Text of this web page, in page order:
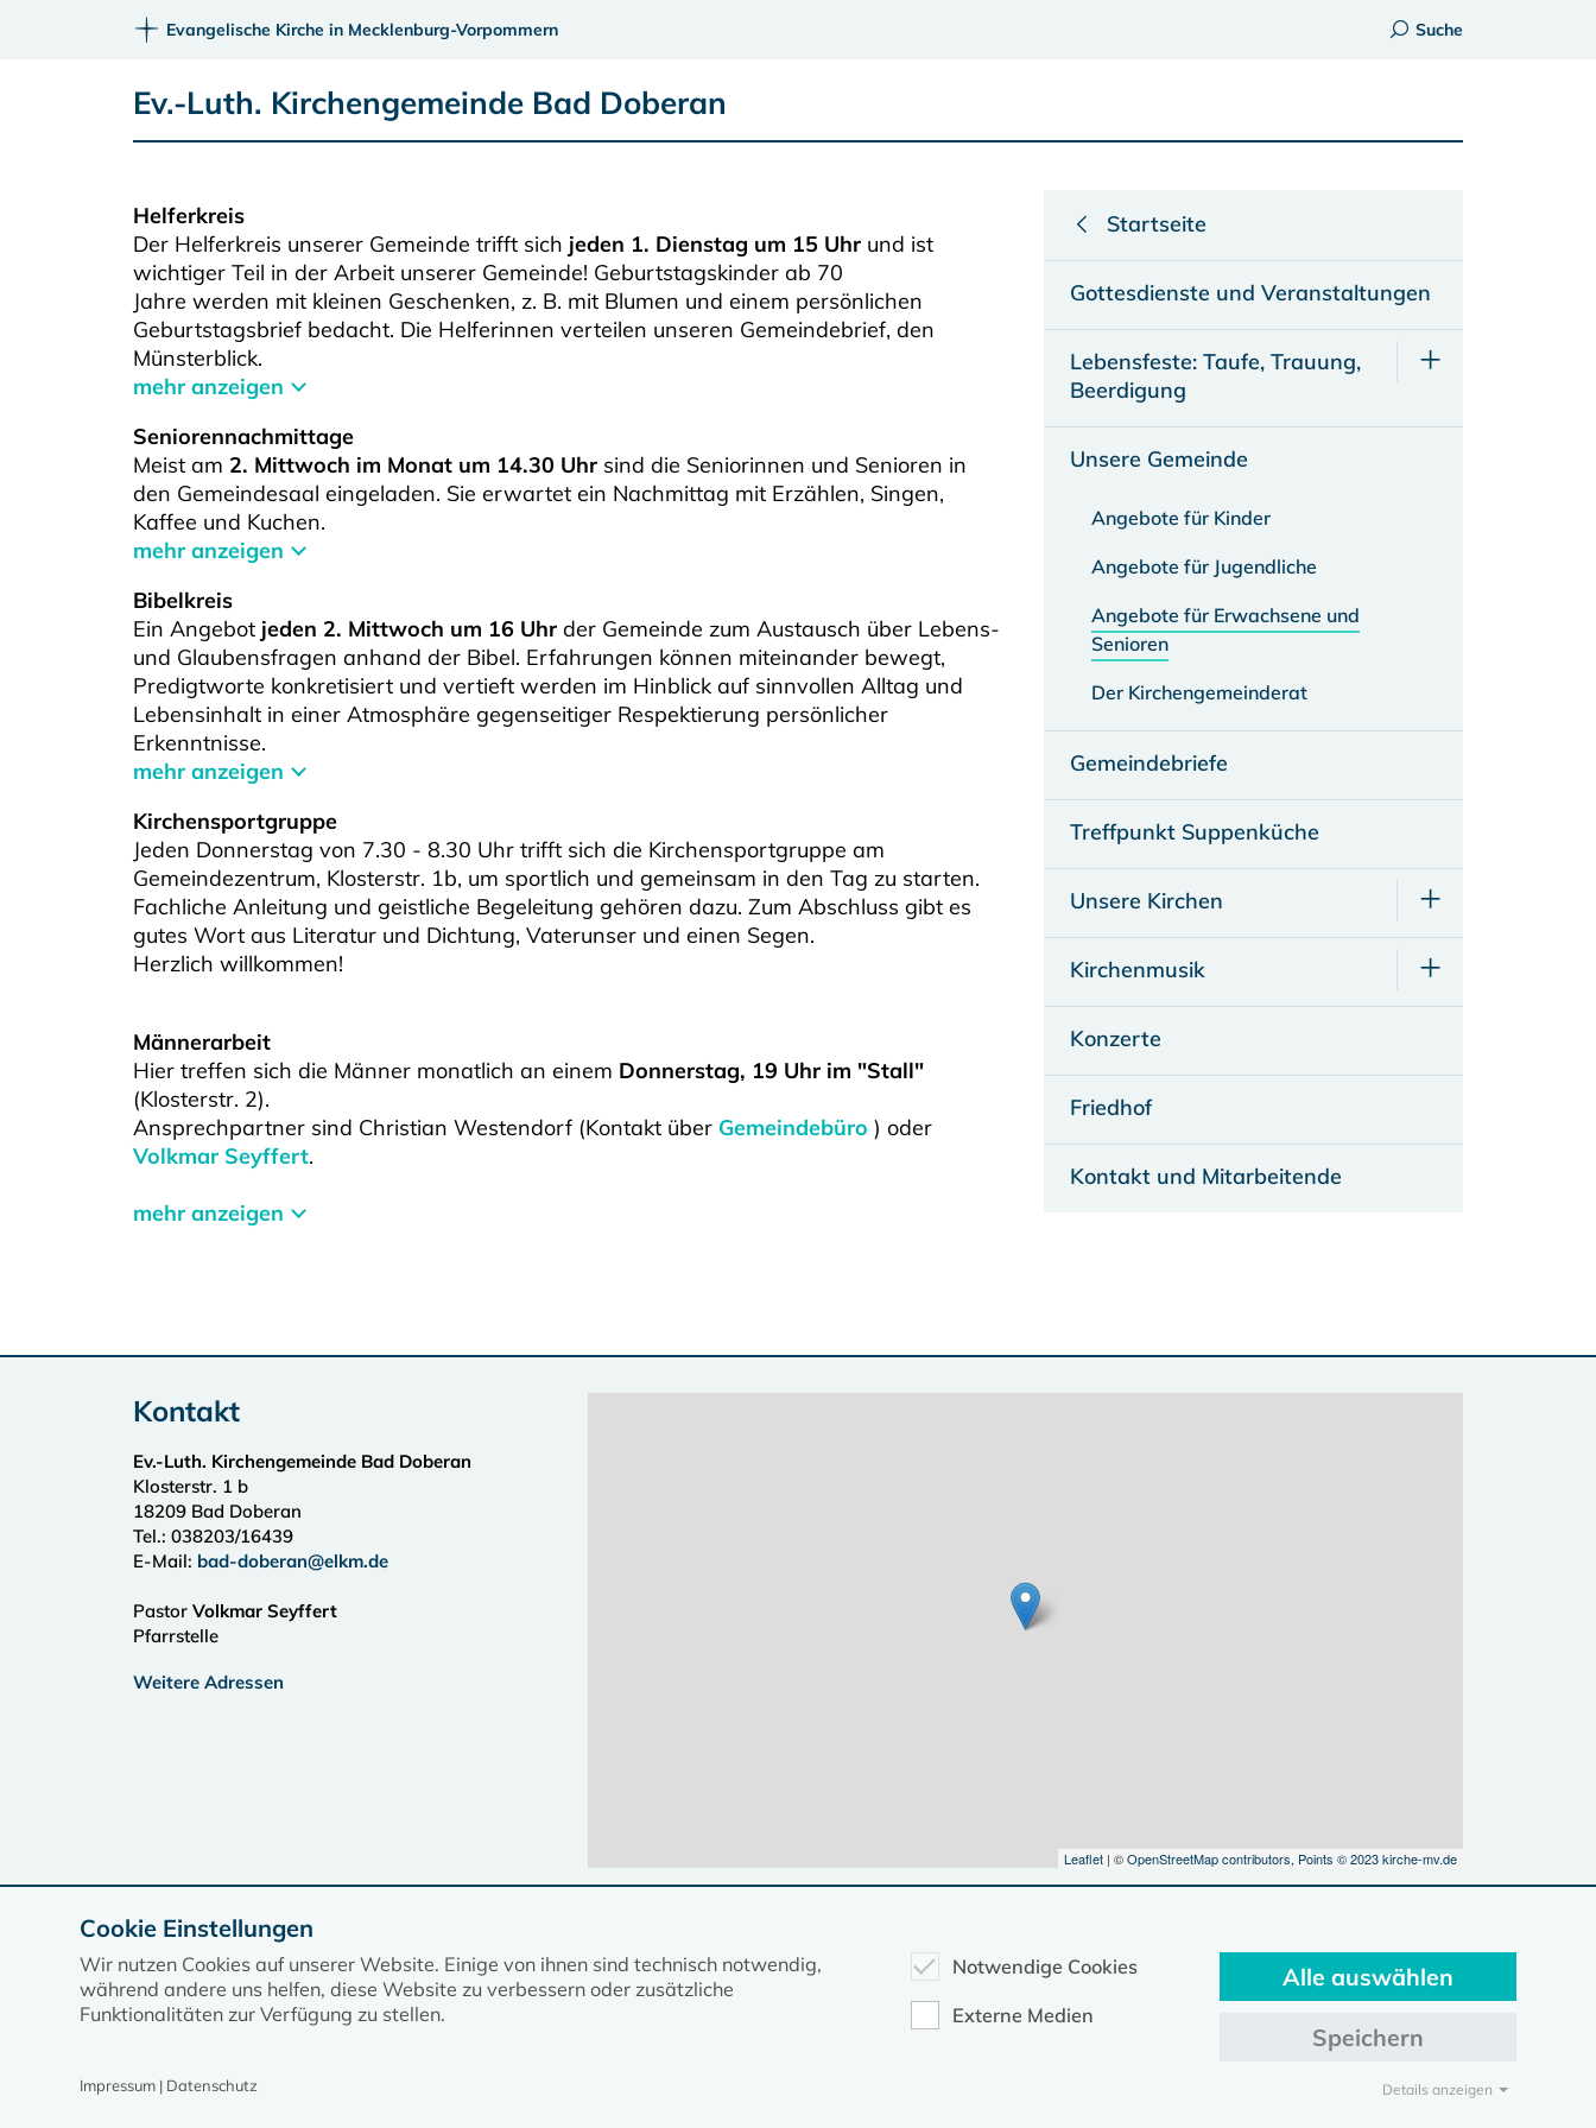
Evangelische Kirche in Mecklenburg-Vorpommern Suche
Ev.-Luth. Kirchengemeinde Bad Doberan
Helferkreis
Der Helferkreis unserer Gemeinde trifft sich jeden 1. Dienstag um 15 Uhr und ist
wichtiger Teil in der Arbeit unserer Gemeinde! Geburtstagskinder ab 70
Jahre werden mit kleinen Geschenken, z. B. mit Blumen und einem persönlichen
Geburtstagsbrief bedacht. Die Helferinnen verteilen unseren Gemeindebrief, den
Münsterblick.
mehr anzeigen
Seniorennachmittage
Meist am 2. Mittwoch im Monat um 14.30 Uhr sind die Seniorinnen und Senioren in
den Gemeindesaal eingeladen. Sie erwartet ein Nachmittag mit Erzählen, Singen,
Kaffee und Kuchen.
mehr anzeigen
Bibelkreis
Ein Angebot jeden 2. Mittwoch um 16 Uhr der Gemeinde zum Austausch über Lebens-
und Glaubensfragen anhand der Bibel. Erfahrungen können miteinander bewegt,
Predigtworte konkretisiert und vertieft werden im Hinblick auf sinnvollen Alltag und
Lebensinhalt in einer Atmosphäre gegenseitiger Respektierung persönlicher
Erkenntnisse.
mehr anzeigen
Kirchensportgruppe
Jeden Donnerstag von 7.30 - 8.30 Uhr trifft sich die Kirchensportgruppe am
Gemeindezentrum, Klosterstr. 1b, um sportlich und gemeinsam in den Tag zu starten.
Fachliche Anleitung und geistliche Begeleitung gehören dazu. Zum Abschluss gibt es
gutes Wort aus Literatur und Dichtung, Vaterunser und einen Segen.
Herzlich willkommen!
Männerarbeit
Hier treffen sich die Männer monatlich an einem Donnerstag, 19 Uhr im "Stall"
(Klosterstr. 2).
Ansprechpartner sind Christian Westendorf (Kontakt über Gemeindebüro ) oder
Volkmar Seyffert.
mehr anzeigen
Startseite
Gottesdienste und Veranstaltungen
Lebensfeste: Taufe, Trauung,
Beerdigung
Unsere Gemeinde
Angebote für Kinder
Angebote für Jugendliche
Angebote für Erwachsene und
Senioren
Der Kirchengemeinderat
Gemeindebriefe
Treffpunkt Suppenküche
Unsere Kirchen
Kirchenmusik
Konzerte
Friedhof
Kontakt und Mitarbeitende
Kontakt
Ev.-Luth. Kirchengemeinde Bad Doberan
Klosterstr. 1 b
18209 Bad Doberan
Tel.: 038203/16439
E-Mail: bad-doberan@elkm.de
Pastor Volkmar Seyffert
Pfarrstelle
Weitere Adressen
Leaflet| ©OpenStreetMap contributors, Points © 2023 kirche-mv.de
Diese Seite gehört zum Portal
kirche-mv.de
Evangelische Kirche in Mecklenburg-Vorpommern © 2026
Cookie Einstellungen
Wir nutzen Cookies auf unserer Website. Einige von ihnen sind technisch notwendig,
während andere uns helfen, diese Website zu verbessern oder zusätzliche
Funktionalitäten zur Verfügung zu stellen.
Notwendige Cookies
Externe Medien
Alle auswählen
Speichern
Details anzeigen
Impressum | Datenschutz